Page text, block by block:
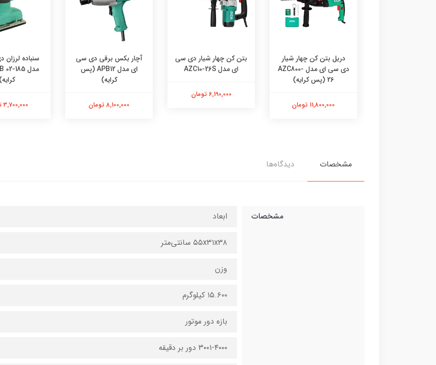
دریل بتن کن چهار شیار
دی سی ای مدل AZC800-
26 (پس کرایه)
11,800,000 تومان
بتن کن چهار شیار دی سی
ای مدل AZC10-26S
6,190,000 تومان
آچار بکس برقی دی سی
ای مدل APB12 (پس
کرایه)
8,100,000 تومان
سنباده
کرایه)
3,700,000 تومان
مشخصات دیدگاه‌ها
مشخصات ابعاد
۵۵x۳۱x۳۸ سانتی‌متر
وزن
۱۵.۶۰۰ کیلوگرم
بازه دور موتور
۳۰۰۱-۴۰۰۰ دور بر دقیقه